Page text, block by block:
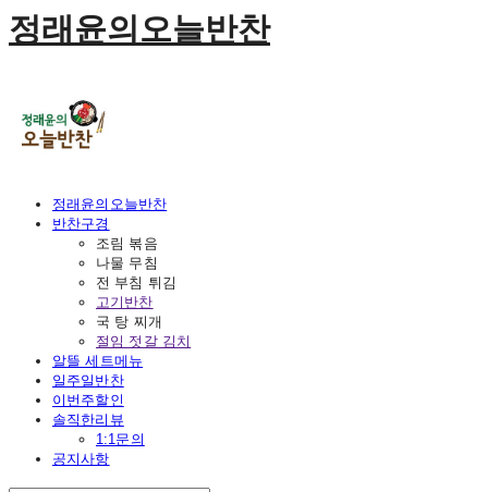
정래윤의오늘반찬
정래윤의오늘반찬
반찬구경
조림 볶음
나물 무침
전 부침 튀김
고기반찬
국 탕 찌개
절임 젓갈 김치
알뜰 세트메뉴
일주일반찬
이번주할인
솔직한리뷰
1:1문의
공지사항